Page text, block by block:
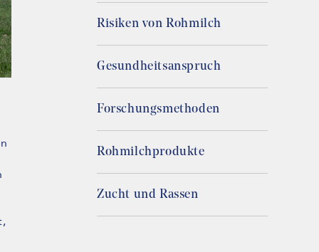
Risiken von Rohmilch
Gesundheitsanspruch
Forschungsmethoden
Rohmilchprodukte
Zucht und Rassen